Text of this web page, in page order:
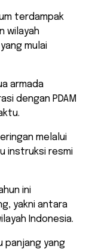
terdampak
wilayah
mulai
armada
dengan PDAM
melalui
instruksi resmi
ini
yakni antara
Indonesia.
panjang yang